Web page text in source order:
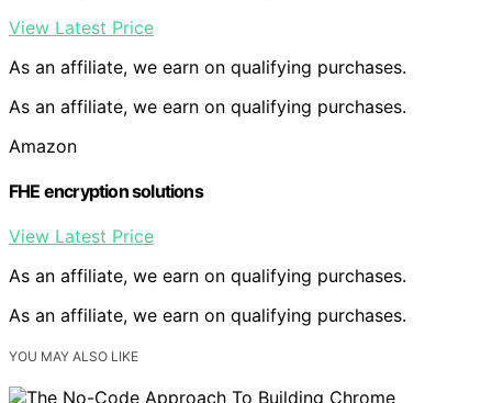
View Latest Price
As an affiliate, we earn on qualifying purchases.
As an affiliate, we earn on qualifying purchases.
Amazon
FHE encryption solutions
View Latest Price
As an affiliate, we earn on qualifying purchases.
As an affiliate, we earn on qualifying purchases.
YOU MAY ALSO LIKE